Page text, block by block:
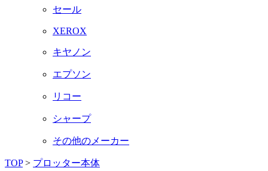
セール
XEROX
キヤノン
エプソン
リコー
シャープ
その他のメーカー
TOP > プロッター本体